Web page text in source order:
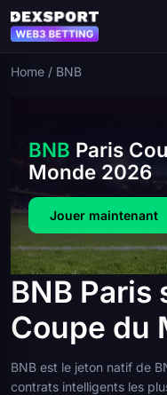
Home / BNB
BNB Paris
Monde 2026
Jouer maintenant
BNB
Coupe du
BNB est le jeton natif de
contrats intelligents les